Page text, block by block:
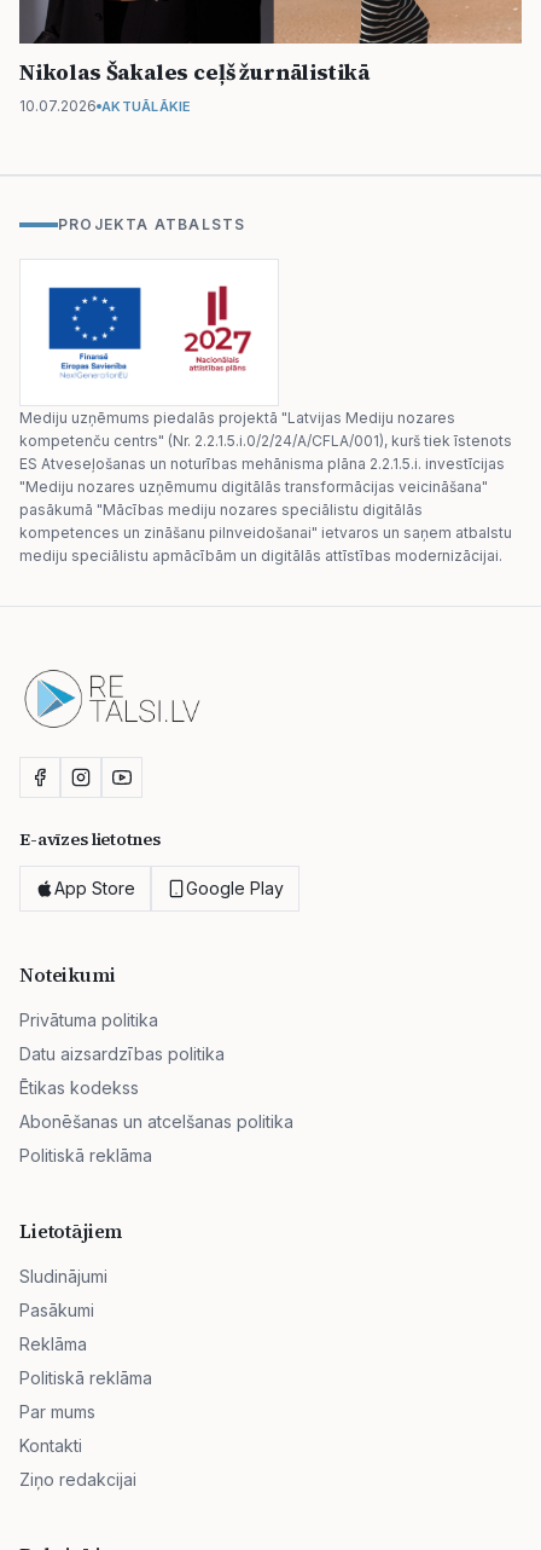
Nikolas Šakales ceļš žurnālistikā
10.07.2026 AKTUĀLĀKIE
PROJEKTA ATBALSTS
Mediju uzņēmums piedalās projektā "Latvijas Mediju nozares
kompetenču centrs" (Nr. 2.2.1.5.i.0/2/24/A/CFLA/001), kurš tiek īstenots
ES Atveseļošanas un noturības mehānisma plāna 2.2.1.5.i. investīcijas
"Mediju nozares uzņēmumu digitālās transformācijas veicināšana"
pasākumā "Mācības mediju nozares speciālistu digitālās
kompetences un zināšanu pilnveidošanai" ietvaros un saņem atbalstu
mediju speciālistu apmācībām un digitālās attīstības modernizācijai.
E-avīzes lietotnes
App Store Google Play
Noteikumi
Privātuma politika
Datu aizsardzības politika
Ētikas kodekss
Abonēšanas un atcelšanas politika
Politiskā reklāma
Lietotājiem
Sludinājumi
Pasākumi
Reklāma
Politiskā reklāma
Par mums
Kontakti
Ziņo redakcijai